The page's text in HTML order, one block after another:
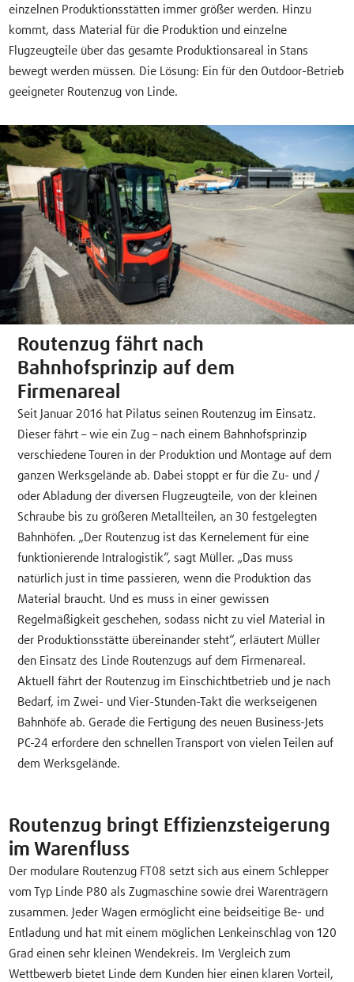
einzelnen Produktionsstätten immer größer werden. Hinzu
kommt, dass Material für die Produktion und einzelne
Flugzeugteile über das gesamte Produktionsareal in Stans
bewegt werden müssen. Die Lösung: Ein für den Outdoor-Betrieb
geeigneter Routenzug von Linde.
Routenzug fährt nach
Bahnhofsprinzip auf dem
Firmenareal
Seit Januar 2016 hat Pilatus seinen Routenzug im Einsatz.
Dieser fährt – wie ein Zug – nach einem Bahnhofsprinzip
verschiedene Touren in der Produktion und Montage auf dem
ganzen Werksgelände ab. Dabei stoppt er für die Zu- und /
oder Abladung der diversen Flugzeugteile, von der kleinen
Schraube bis zu größeren Metallteilen, an 30 festgelegten
Bahnhöfen. „Der Routenzug ist das Kernelement für eine
funktionierende Intralogistik“, sagt Müller. „Das muss
natürlich just in time passieren, wenn die Produktion das
Material braucht. Und es muss in einer gewissen
Regelmäßigkeit geschehen, sodass nicht zu viel Material in
der Produktionsstätte übereinander steht“, erläutert Müller
den Einsatz des Linde Routenzugs auf dem Firmenareal.
Aktuell fährt der Routenzug im Einschichtbetrieb und je nach
Bedarf, im Zwei- und Vier-Stunden-Takt die werkseigenen
Bahnhöfe ab. Gerade die Fertigung des neuen Business-Jets
PC-24 erfordere den schnellen Transport von vielen Teilen auf
dem Werksgelände.
Routenzug bringt Effizienzsteigerung
im Warenfluss
Der modulare Routenzug FT08 setzt sich aus einem Schlepper
vom Typ Linde P80 als Zugmaschine sowie drei Warenträgern
zusammen. Jeder Wagen ermöglicht eine beidseitige Be- und
Entladung und hat mit einem möglichen Lenkeinschlag von 120
Grad einen sehr kleinen Wendekreis. Im Vergleich zum
Wettbewerb bietet Linde dem Kunden hier einen klaren Vorteil,